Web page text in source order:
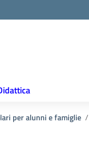
per alunni e famiglie